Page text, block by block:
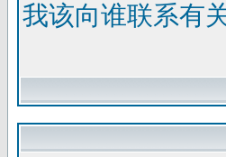
我该向谁联系有